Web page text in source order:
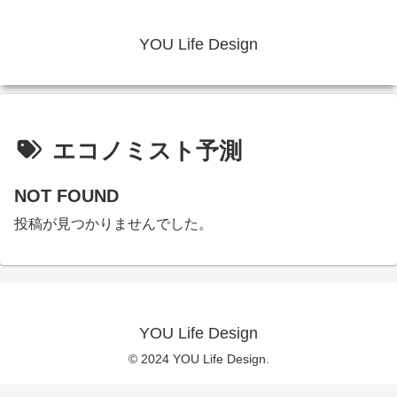
YOU Life Design
エコノミスト予測
NOT FOUND
投稿が見つかりませんでした。
YOU Life Design
© 2024 YOU Life Design.